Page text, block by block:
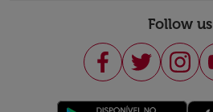
Follow us